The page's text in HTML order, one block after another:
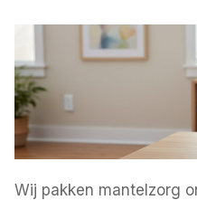
Wij pakken mantelzorg